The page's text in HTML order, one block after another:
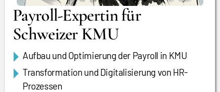
Payroll-Expertin für
Schweizer KMU
Aufbau und Optimierung der Payroll in KMU
Transformation und Digitalisierung von HR-
Prozessen